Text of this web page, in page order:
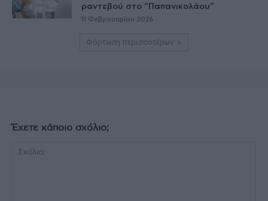
ραντεβού στο “Παπανικολάου”
11 Φεβρουαρίου 2026
Φόρτωση περισσοτέρων
Έχετε κάποιο σχόλιο;